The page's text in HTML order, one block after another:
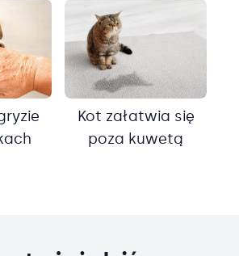
Kot załatwia się
poza kuwetą